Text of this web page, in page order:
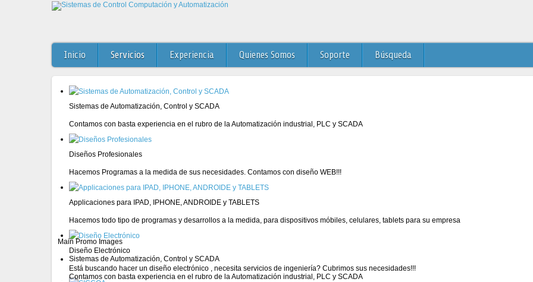
Inicio Servicios Experiencia Quienes Somos Soporte Búsqueda
Sistemas de Automatización, Control y SCADA
Contamos con basta experiencia en el rubro de la Automatización industrial, PLC y SCADA
Diseños Profesionales
Hacemos Programas a la medida de sus necesidades. Contamos con diseño WEB!!!
Applicaciones para IPAD, IPHONE, ANDROIDE y TABLETS
Hacemos todo tipo de programas y desarrollos a la medida, para dispositivos móbiles, celulares, tablets para su empresa
Diseño Electrónico
Está buscando hacer un diseño electrónico , necesita servicios de ingeniería? Cubrimos sus necesidades!!!
Main Promo Images
Sistemas de Automatización, Control y SCADA
Contamos con basta experiencia en el rubro de la Automatización industrial, PLC y SCADA